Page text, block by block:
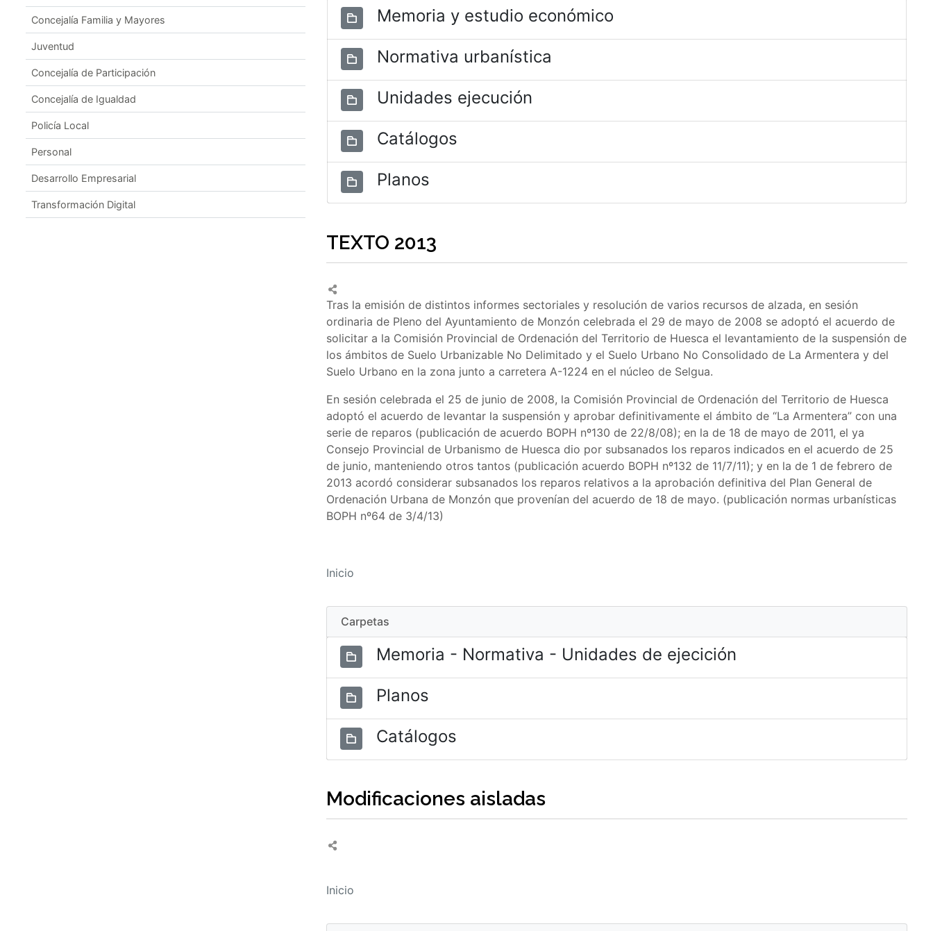
Concejalía Familia y Mayores
Juventud
Concejalía de Participación
Concejalía de Igualdad
Policía Local
Personal
Desarrollo Empresarial
Transformación Digital
Memoria y estudio económico
Normativa urbanística
Unidades ejecución
Catálogos
Planos
TEXTO 2013
Tras la emisión de distintos informes sectoriales y resolución de varios recursos de alzada, en sesión
ordinaria de Pleno del Ayuntamiento de Monzón celebrada el 29 de mayo de 2008 se adoptó el acuerdo de
solicitar a la Comisión Provincial de Ordenación del Territorio de Huesca el levantamiento de la suspensión de
los ámbitos de Suelo Urbanizable No Delimitado y el Suelo Urbano No Consolidado de La Armentera y del
Suelo Urbano en la zona junto a carretera A-1224 en el núcleo de Selgua.
En sesión celebrada el 25 de junio de 2008, la Comisión Provincial de Ordenación del Territorio de Huesca
adoptó el acuerdo de levantar la suspensión y aprobar definitivamente el ámbito de “La Armentera” con una
serie de reparos (publicación de acuerdo BOPH nº130 de 22/8/08); en la de 18 de mayo de 2011, el ya
Consejo Provincial de Urbanismo de Huesca dio por subsanados los reparos indicados en el acuerdo de 25
de junio, manteniendo otros tantos (publicación acuerdo BOPH nº132 de 11/7/11); y en la de 1 de febrero de
2013 acordó considerar subsanados los reparos relativos a la aprobación definitiva del Plan General de
Ordenación Urbana de Monzón que provenían del acuerdo de 18 de mayo. (publicación normas urbanísticas
BOPH nº64 de 3/4/13)
Inicio
Carpetas
Memoria - Normativa - Unidades de ejecición
Planos
Catálogos
Modificaciones aisladas
Inicio